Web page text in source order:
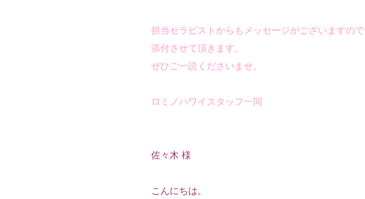
担当セラピストからもメッセージがございますので
添付させて頂きます。
ぜひご一読くださいませ。
ロミノハワイスタッフ一同
佐々木 様
こんにちは。